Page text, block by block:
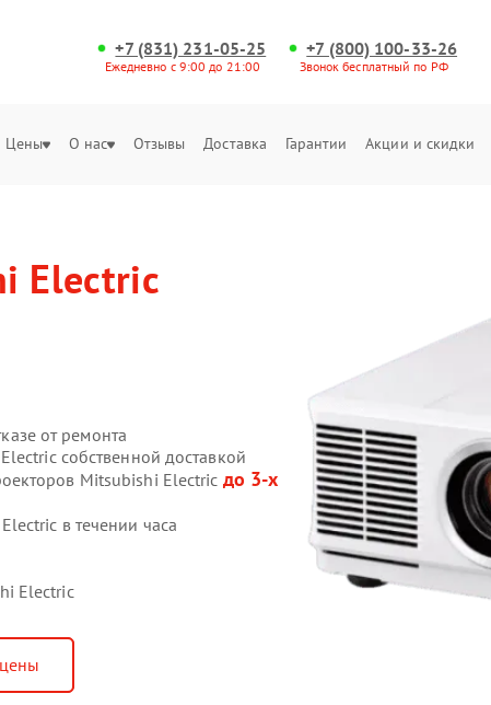
+7 (831) 231-05-25
Ежедневно с 9:00 до 21:00
+7 (800) 100-33-26
Звонок бесплатный по РФ
Цены О нас Отзывы Доставка Гарантии Акции и скидки
Electric
от ремонта
собственной доставкой
Mitsubishi Electric до 3-х
в течении часа
Electric